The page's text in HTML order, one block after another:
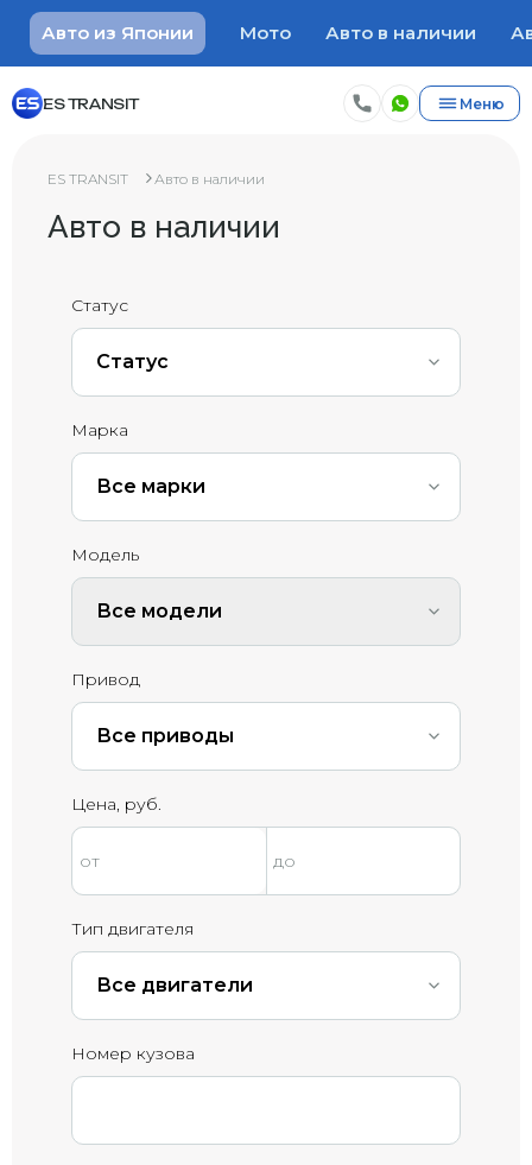
Авто из Японии Мото Авто в наличии
ES TRANSIT Меню
ES TRANSIT Авто в наличии
Авто в наличии
Статус
Статус
Марка
Все марки
Модель
Все модели
Привод
Все приводы
Цена, руб.
Тип двигателя
Все двигатели
Номер кузова